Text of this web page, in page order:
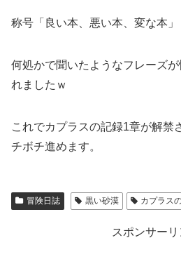
称号「良い本、悪い本、変な本」
何処かで聞いたようなフレーズ
れましたｗ
これでカプラスの記録1章が解禁
チボチ進めます。
冒険日誌 黒い砂漠 カプラス
スポンサーリ